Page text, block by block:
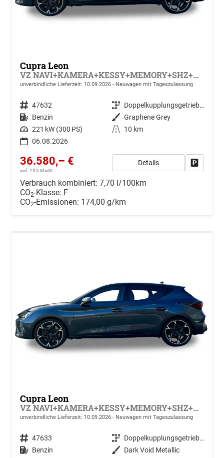
Cupra Leon
VZ NAVI+KAMERA+KESSY+MEMORY+SHZ+ACC+PDC+LED+19" ALU
unverbindliche Lieferzeit: 10.09.2026 Neuwagen mit Tageszulassung
Fahrzeugnr. 47632 Getriebe
Doppelkupplungsgetriebe (DSG)
Kraftstoff Benzin Außenfarbe Graphene Grey
Leistung 221 kW (300 PS) Kilometerstand
10 km
06.08.2026
36.580,– €
incl. 19% MwSt.
Details
Verbrauch kombiniert: 7,70 l/100km
CO2-Klasse: F
CO2-Emissionen: 174,00 g/km
Cupra Leon
VZ NAVI+KAMERA+KESSY+MEMORY+SHZ+ACC+PDC+LED+19" ALU
unverbindliche Lieferzeit: 10.09.2026 Neuwagen mit Tageszulassung
Fahrzeugnr. 47633 Getriebe
Doppelkupplungsgetriebe (DSG)
Kraftstoff Benzin Außenfarbe Dark Void Metallic